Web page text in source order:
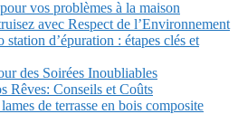
vos problèmes à la maison
avec Respect de l’Environnement
d’épuration : étapes clés et
des Soirées Inoubliables
Rêves: Conseils et Coûts
de terrasse en bois composite